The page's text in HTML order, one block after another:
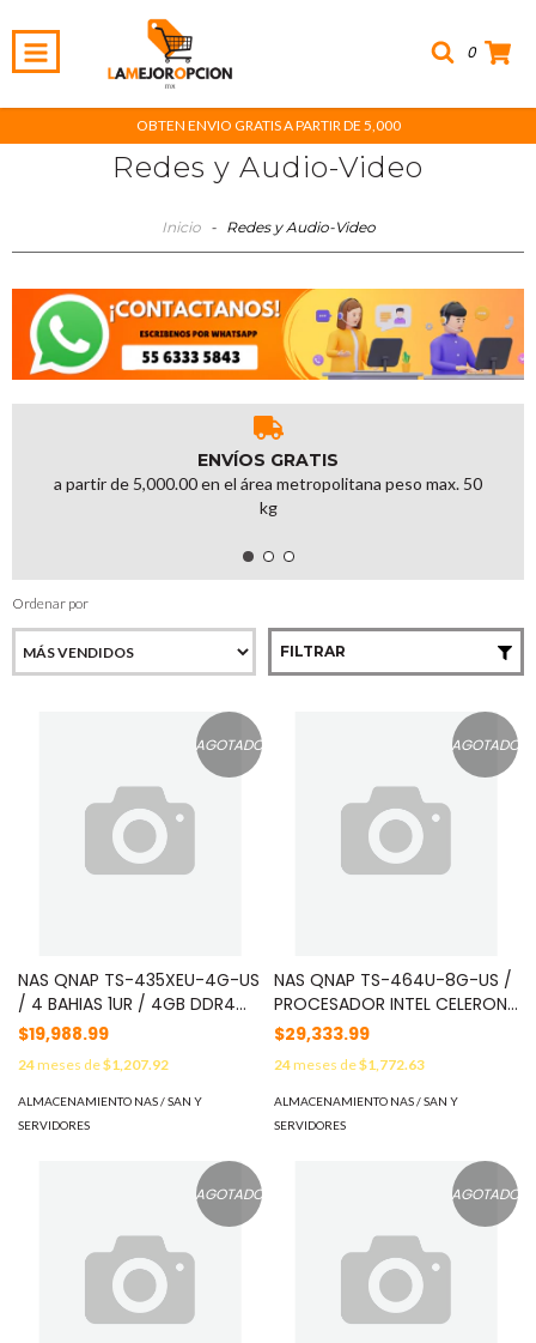
0
OBTEN ENVIO GRATIS A PARTIR DE 5,000
Redes y Audio-Video
Inicio - Redes y Audio-Video
ENVÍOS GRATIS
a partir de 5,000.00 en el área metropolitana peso max. 50
kg
Ordenar por
FILTRAR
AGOTADO
NAS QNAP TS-435XEU-4G-US
/ 4 BAHIAS 1UR / 4GB DDR4
RAM / 2 X 10GBE SFP Y 2 X
2.5GBE RJ45 / PROCESADOR
MARVELL OCTEON TX2
$19,988.99
24meses de$1,207.92
ALMACENAMIENTO NAS / SAN Y
SERVIDORES
AGOTADO
NAS QNAP TS-464U-8G-US /
PROCESADOR INTEL CELERON
/ MEMORIA RAM 8GB / 4
BAHIAS FRONTALES SATA 3.5
PULGADAS Y 2.5 PULGADAS / 2
PUERTOS RJ45 2.5GBE / PUER
$29,333.99
24meses de$1,772.63
ALMACENAMIENTO NAS / SAN Y
SERVIDORES
AGOTADO AGOTADO